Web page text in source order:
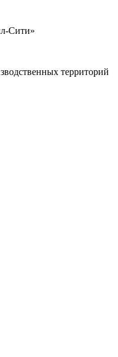
Сити»
территорий